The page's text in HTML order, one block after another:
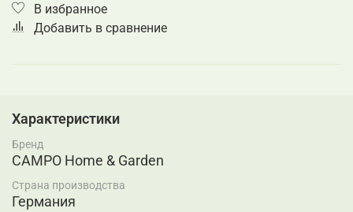
В избранное
Добавить в сравнение
Характеристики
Бренд
CAMPO Home & Garden
Страна производства
Германия